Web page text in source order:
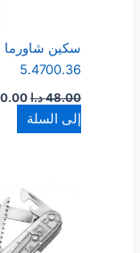
سكين
5.4700.36
48.00د.ا
إلى السلة